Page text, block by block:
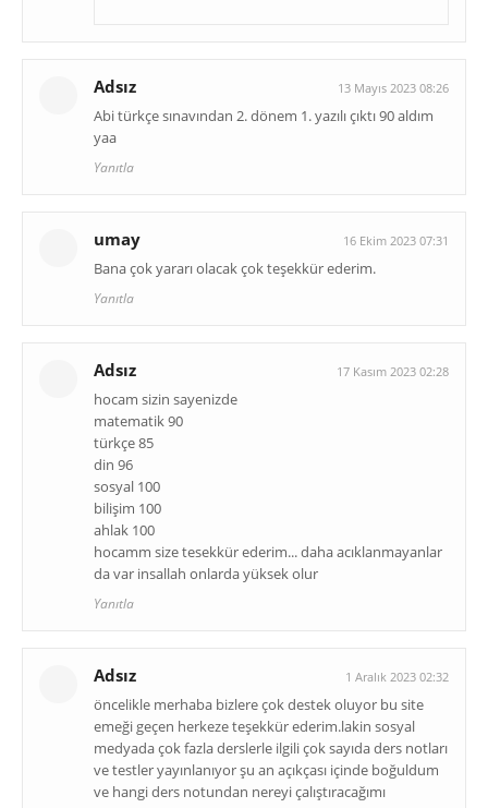
Adsız 13 Mayıs 2023 08:26
Abi türkçe sınavından 2. dönem 1. yazılı çıktı 90 aldım
yaa
Yanıtla
umay 16 Ekim 2023 07:31
Bana çok yararı olacak çok teşekkür ederim.
Yanıtla
Adsız 17 Kasım 2023 02:28
hocam sizin sayenizde
matematik 90
türkçe 85
din 96
sosyal 100
bilişim 100
ahlak 100
hocamm size tesekkür ederim... daha acıklanmayanlar
da var insallah onlarda yüksek olur
Yanıtla
Adsız 1 Aralık 2023 02:32
öncelikle merhaba bizlere çok destek oluyor bu site
emeği geçen herkeze teşekkür ederim.lakin sosyal
medyada çok fazla derslerle ilgili çok sayıda ders notları
ve testler yayınlanıyor şu an açıkçası içinde boğuldum
ve hangi ders notundan nereyi çalıştıracağımı